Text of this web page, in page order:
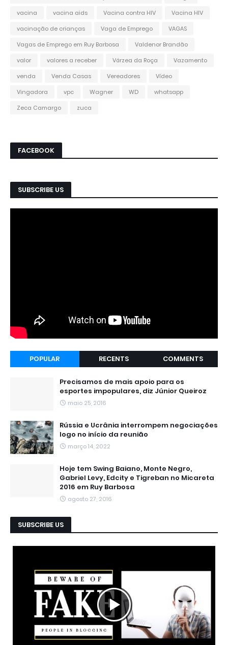
vacina
vacina aids Vacina contra HIV
Vacina HIV
vacinação de crianças
Vaga de Emprego
VAGAS
Vagas de Emprego em Ruy Barbosa
Valdenor Brandão
valor
valores a receber Várzea da Roça
Vazamento
venda
Venda Casas Vereadores
Vídeo
Vingadora
vpc Wagner WD
whatsapp
Zeca Camargo
zuca
FACEBOOK
SUBSCRIBE US
POPULAR RECENTS COMMENTS
Precisamos de mais apoio para os
esportes impopulares, diz Júnior Queiroz
maio 25, 2016
Rússia e Ucrânia interrompem negociações
logo no início da reunião
março 14, 2022
Hoje tem Swing Baiano, Monte Negro,
Gabriel Levy, Edcity e Tigreban no Micareta
2016 em Ruy Barbosa
agosto 27, 2016
SUBSCRIBE US